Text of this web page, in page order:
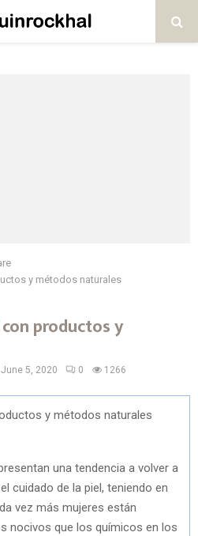
y métodos naturales
productos y
June 5, 2020 0 1266
y métodos naturales
una tendencia a volver a
cuidado de la piel, teniendo en
vez más mujeres están
nocivos que los químicos en los